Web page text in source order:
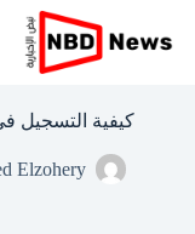
إلى
المحتوى
كيفية التسجيل
Elzohery